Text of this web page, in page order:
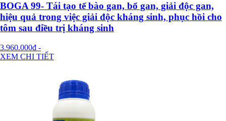
BOGA 99- Tái tạo tế bào gan, bổ gan, giải độc gan,
hiệu quả trong việc giải độc kháng sinh, phục hồi cho
tôm sau điều trị kháng sinh
3.960.000đ -
XEM CHI TIẾT